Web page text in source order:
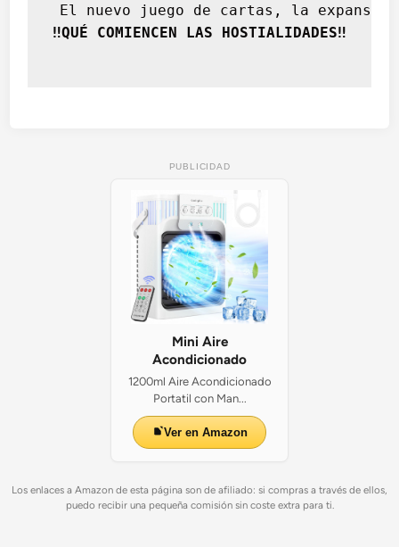
El nuevo juego de cartas, la
‼️QUÉ COMIENCEN LAS HOSTIALIDADES‼️
PUBLICIDAD
Mini Aire
Acondicionado
1200ml Aire Acondicionado
Portatil con Man...
Ver en Amazon
Los enlaces a Amazon de esta página son de afiliado: si compras a través de ellos,
puedo recibir una pequeña comisión sin coste extra para ti.